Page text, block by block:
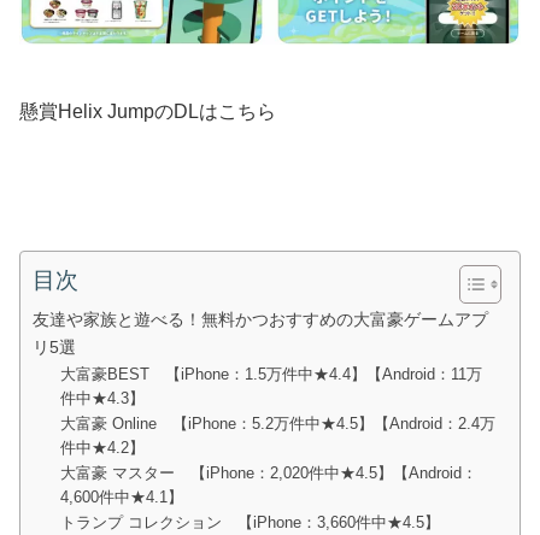
懸賞Helix JumpのDLはこちら
目次
友達や家族と遊べる！無料かつおすすめの大富豪ゲームアプ
リ5選
大富豪BEST 【iPhone：1.5万件中★4.4】【Android：11万
件中★4.3】
大富豪 Online 【iPhone：5.2万件中★4.5】【Android：2.4万
件中★4.2】
大富豪 マスター 【iPhone：2,020件中★4.5】【Android：
4,600件中★4.1】
トランプ コレクション 【iPhone：3,660件中★4.5】